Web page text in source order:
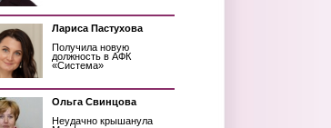
Лариса Пастухова
Получила новую
должность в АФК
«Система»
Ольга Свинцова
Неудачно крышанула